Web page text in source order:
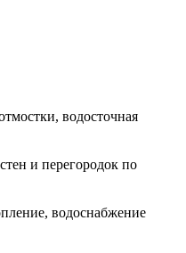
водосточная
и перегородок по
водоснабжение